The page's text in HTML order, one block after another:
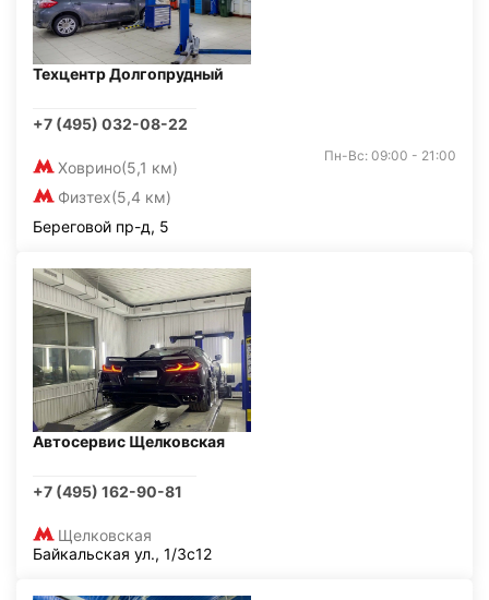
Техцентр Долгопрудный
+7 (495) 032-08-22
Ховрино(5,1 км)
Физтех(5,4 км)
Пн-Вс: 09:00 - 21:00
Береговой пр-д, 5
Автосервис Щелковская
+7 (495) 162-90-81
Щелковская
Байкальская ул., 1/3с12